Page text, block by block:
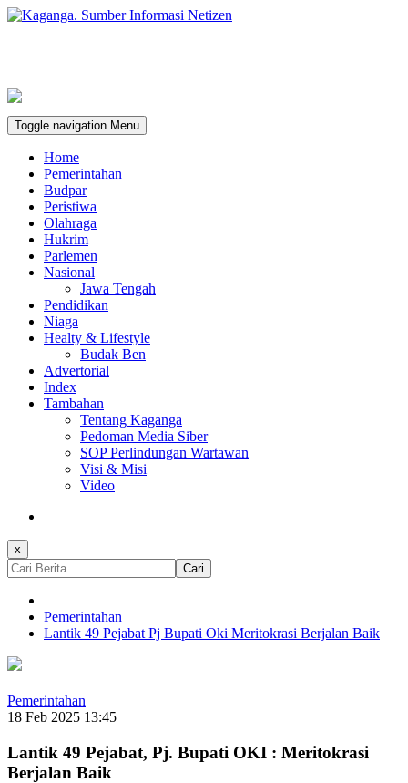
Toggle navigation Menu
Home
Pemerintahan
Budpar
Peristiwa
Olahraga
Hukrim
Parlemen
Nasional
Jawa Tengah
Pendidikan
Niaga
Healty & Lifestyle
Budak Ben
Advertorial
Index
Tambahan
Tentang Kaganga
Pedoman Media Siber
SOP Perlindungan Wartawan
Visi & Misi
Video
x
Cari
Pemerintahan
Lantik 49 Pejabat Pj Bupati Oki Meritokrasi Berjalan Baik
Pemerintahan
18 Feb 2025 13:45
Lantik 49 Pejabat, Pj. Bupati OKI : Meritokrasi
Berjalan Baik